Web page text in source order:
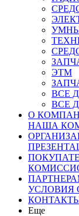
ЭТМ
ВСЕ
ВСЕ
О
НАША
УСЛОВИЯ
Еще